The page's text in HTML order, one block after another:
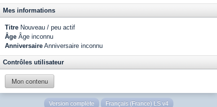
Mes informations
Titre Nouveau / peu actif
Âge Âge inconnu
Anniversaire Anniversaire inconnu
Contrôles utilisateur
Mon contenu
Version complète Français (France) LS v4